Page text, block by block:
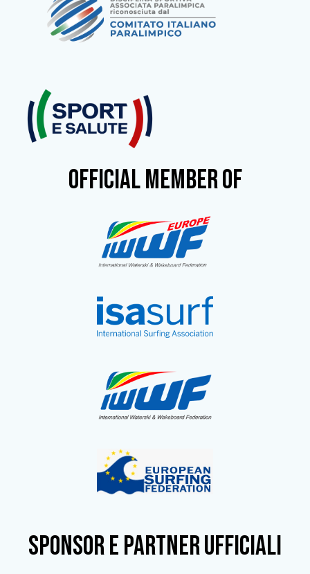
OFFICIAL MEMBER OF
SPONSOR e partner ufficiali